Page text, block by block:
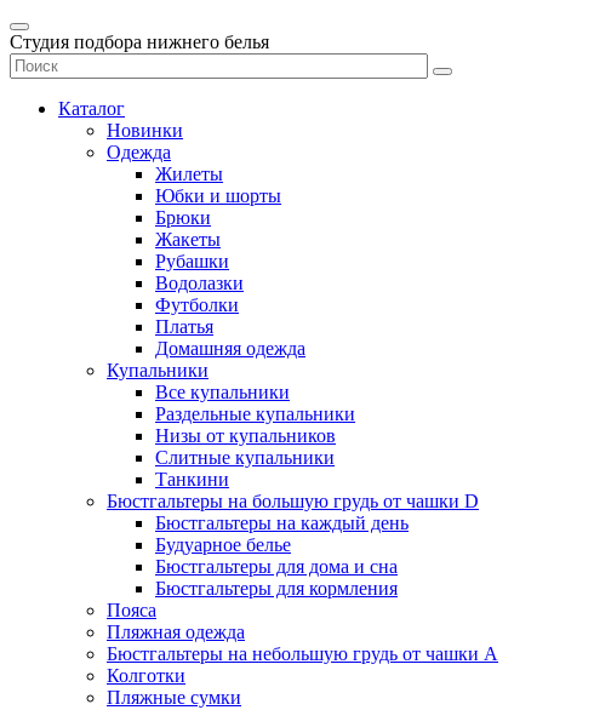
Студия подбора нижнего белья
Каталог
Новинки
Одежда
Жилеты
Юбки и шорты
Брюки
Жакеты
Рубашки
Водолазки
Футболки
Платья
Домашняя одежда
Купальники
Все купальники
Раздельные купальники
Низы от купальников
Слитные купальники
Танкини
Бюстгальтеры на большую грудь от чашки D
Бюстгальтеры на каждый день
Будуарное белье
Бюстгальтеры для дома и сна
Бюстгальтеры для кормления
Пояса
Пляжная одежда
Бюстгальтеры на небольшую грудь от чашки А
Колготки
Пляжные сумки